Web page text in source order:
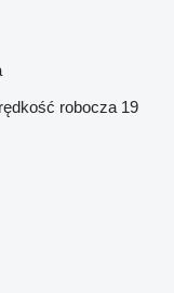
robocza 19